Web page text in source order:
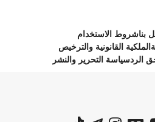
بناشروط الاستخدام
الملكية القانونية والترخيص
الردسياسة التحرير والنشر